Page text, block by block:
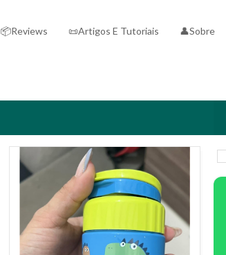
📦Reviews 📜Artigos E Tutoriais 👤Sobre